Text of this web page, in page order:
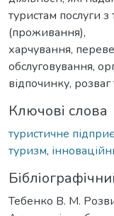
туристам послуги
(проживання),
харчування,
обслуговування,
відпочинку, розваг
Ключові слова
туристичне
туризм,
Тебенко В. М.